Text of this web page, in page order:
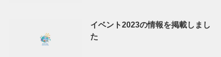
イベント2023の情報を掲載しまし
た